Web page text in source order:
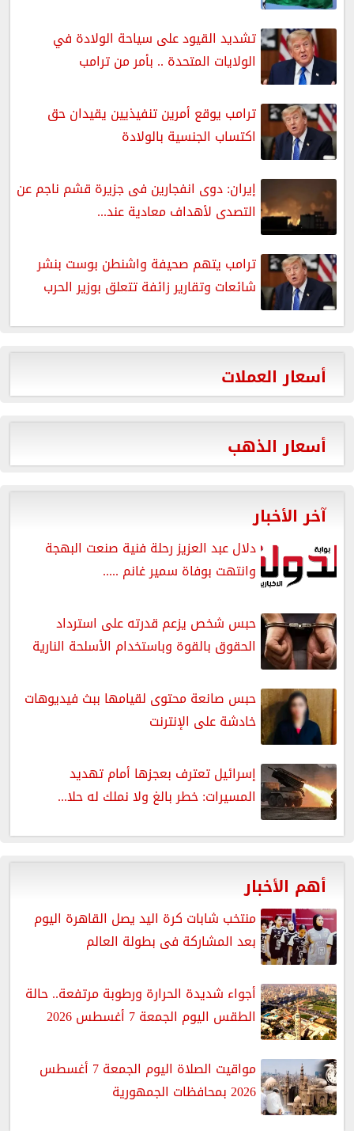
تشديد القيود على سياحة الولادة في
الولايات المتحدة .. بأمر من ترامب
ترامب يوقع أمرين تنفيذيين يقيدان حق
اكتساب الجنسية بالولادة
إيران: دوى انفجارين فى جزيرة قشم ناجم عن
التصدى لأهداف معادية عند...
ترامب يتهم صحيفة واشنطن بوست بنشر
شائعات وتقارير زائفة تتعلق بوزير الحرب
أسعار العملات
أسعار الذهب
آخر الأخبار
دلال عبد العزيز رحلة فنية صنعت البهجة
وانتهت بوفاة سمير غانم .....
حبس شخص يزعم قدرته على استرداد
الحقوق بالقوة وباستخدام الأسلحة النارية
حبس صانعة محتوى لقيامها ببث فيديوهات
خادشة على الإنترنت
إسرائيل تعترف بعجزها أمام تهديد
المسيرات: خطر بالغ ولا نملك له حلا...
أهم الأخبار
منتخب شابات كرة اليد يصل القاهرة اليوم
بعد المشاركة فى بطولة العالم
أجواء شديدة الحرارة ورطوبة مرتفعة.. حالة
الطقس اليوم الجمعة 7 أغسطس 2026
مواقيت الصلاة اليوم الجمعة 7 أغسطس
2026 بمحافظات الجمهورية